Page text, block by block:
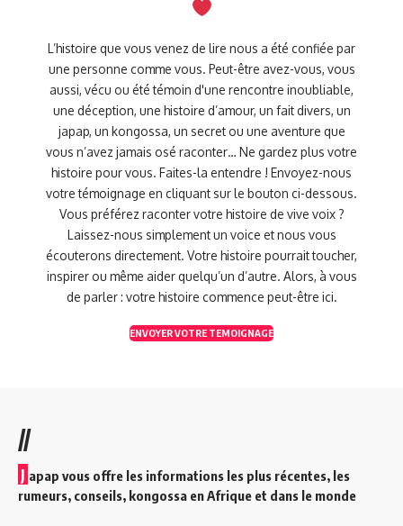
L’histoire que vous venez de lire nous a été confiée par
une personne comme vous. Peut-être avez-vous, vous
aussi, vécu ou été témoin d'une rencontre inoubliable,
une déception, une histoire d’amour, un fait divers, un
japap, un kongossa, un secret ou une aventure que
vous n’avez jamais osé raconter… Ne gardez plus votre
histoire pour vous. Faites-la entendre ! Envoyez-nous
votre témoignage en cliquant sur le bouton ci-dessous.
Vous préférez raconter votre histoire de vive voix ?
Laissez-nous simplement un voice et nous vous
écouterons directement. Votre histoire pourrait toucher,
inspirer ou même aider quelqu’un d’autre. Alors, à vous
de parler : votre histoire commence peut-être ici.
ENVOYER VOTRE TEMOIGNAGE
//
J apap vous offre les informations les plus récentes, les
rumeurs, conseils, kongossa en Afrique et dans le monde